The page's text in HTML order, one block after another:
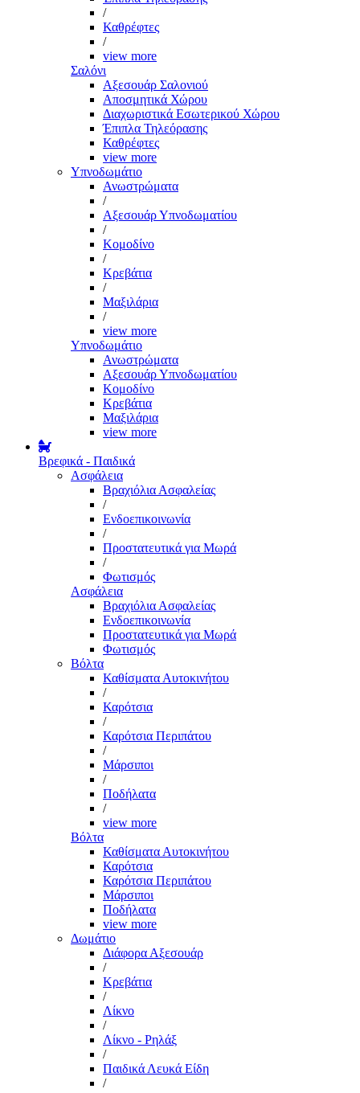
/
Καθρέφτες
/
view more
Σαλόνι
Αξεσουάρ Σαλονιού
Αποσμητικά Χώρου
Διαχωριστικά Εσωτερικού Χώρου
Έπιπλα Τηλεόρασης
Καθρέφτες
view more
Υπνοδωμάτιο
Ανωστρώματα
/
Αξεσουάρ Υπνοδωματίου
/
Κομοδίνο
/
Κρεβάτια
/
Μαξιλάρια
/
view more
Υπνοδωμάτιο
Ανωστρώματα
Αξεσουάρ Υπνοδωματίου
Κομοδίνο
Κρεβάτια
Μαξιλάρια
view more
Βρεφικά - Παιδικά
Ασφάλεια
Βραχιόλια Ασφαλείας
/
Ενδοεπικοινωνία
/
Προστατευτικά για Μωρά
/
Φωτισμός
Ασφάλεια
Βραχιόλια Ασφαλείας
Ενδοεπικοινωνία
Προστατευτικά για Μωρά
Φωτισμός
Βόλτα
Καθίσματα Αυτοκινήτου
/
Καρότσια
/
Καρότσια Περιπάτου
/
Μάρσιποι
/
Ποδήλατα
/
view more
Βόλτα
Καθίσματα Αυτοκινήτου
Καρότσια
Καρότσια Περιπάτου
Μάρσιποι
Ποδήλατα
view more
Δωμάτιο
Διάφορα Αξεσουάρ
/
Κρεβάτια
/
Λίκνο
/
Λίκνο - Ρηλάξ
/
Παιδικά Λευκά Είδη
/